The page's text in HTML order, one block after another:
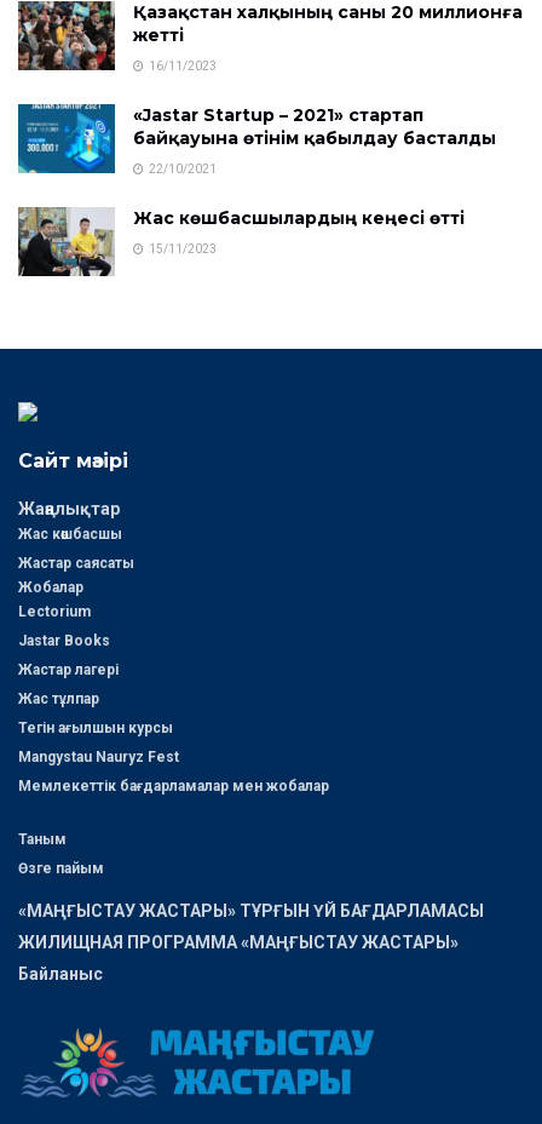
Қазақстан халқының саны 20 миллионға
жетті
16/11/2023
«Jastar Startup – 2021» стартап
байқауына өтінім қабылдау басталды
22/10/2021
Жас көшбасшылардың кеңесі өтті
15/11/2023
Сайт мәзірі
Жаңалықтар
Жас көшбасшы
Жастар саясаты
Жобалар
Lectorium
Jastar Books
Жастар лагері
Жас тұлпар
Тегін ағылшын курсы
Mangystau Nauryz Fest
Мемлекеттік бағдарламалар мен жобалар
Таным
Өзге пайым
«МАҢҒЫСТАУ ЖАСТАРЫ» ТҰРҒЫН ҮЙ БАҒДАРЛАМАСЫ
ЖИЛИЩНАЯ ПРОГРАММА «МАҢҒЫСТАУ ЖАСТАРЫ»
Байланыс